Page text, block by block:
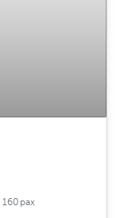
160pax